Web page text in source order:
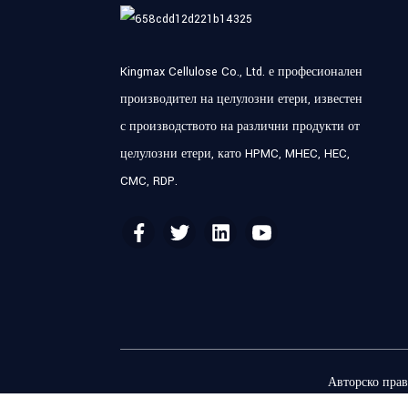
Kingmax Cellulose Co., Ltd. е професионален
производител на целулозни етери, известен
с производството на различни продукти от
целулозни етери, като HPMC, MHEC, HEC,
CMC, RDP.
Авторско